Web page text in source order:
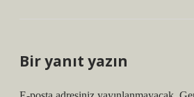
Bir yanıt yazın